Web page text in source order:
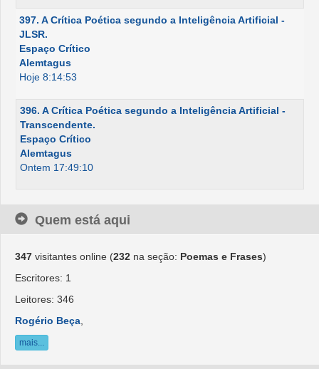
397. A Crítica Poética segundo a Inteligência Artificial -
JLSR.
Espaço Crítico
Alemtagus
Hoje 8:14:53
396. A Crítica Poética segundo a Inteligência Artificial -
Transcendente.
Espaço Crítico
Alemtagus
Ontem 17:49:10
Quem está aqui
347 visitantes online (232 na seção: Poemas e Frases)
Escritores: 1
Leitores: 346
Rogério Beça
mais...